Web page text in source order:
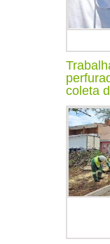
coleta